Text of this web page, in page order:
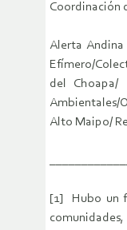
Coordinación
Alerta Andina
Efímero/
del Choapa/
Ambientales/
Alto Maipo/
[1] Hubo un